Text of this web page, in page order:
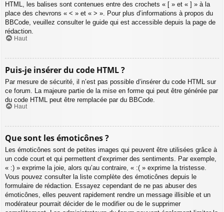
HTML, les balises sont contenues entre des crochets « [ » et « ] » à la
place des chevrons « < » et « > ». Pour plus d’informations à propos du
BBCode, veuillez consulter le guide qui est accessible depuis la page de
rédaction.
Haut
Puis-je insérer du code HTML ?
Par mesure de sécurité, il n’est pas possible d’insérer du code HTML sur
ce forum. La majeure partie de la mise en forme qui peut être générée par
du code HTML peut être remplacée par du BBCode.
Haut
Que sont les émoticônes ?
Les émoticônes sont de petites images qui peuvent être utilisées grâce à
un code court et qui permettent d’exprimer des sentiments. Par exemple,
« :) » exprime la joie, alors qu’au contraire, « :( » exprime la tristesse.
Vous pouvez consulter la liste complète des émoticônes depuis le
formulaire de rédaction. Essayez cependant de ne pas abuser des
émoticônes, elles peuvent rapidement rendre un message illisible et un
modérateur pourrait décider de le modifier ou de le supprimer